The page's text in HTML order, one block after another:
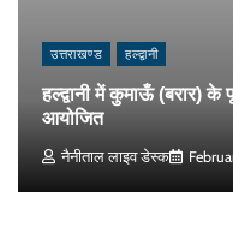
उत्तराखण्ड हल्द्वानी
हल्द्वानी में कुमाऊँ (बरार) के
आयोजित
नैनीताल लाइव डेस्क